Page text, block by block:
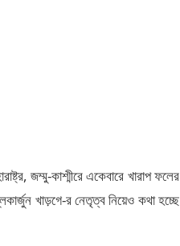
জম্মু-কাশ্মীরে একেবারে খারাপ ফলের
খাড়গে-র নেতৃত্ব নিয়েও কথা হচ্ছে